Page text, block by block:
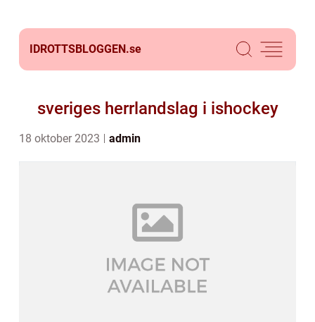
IDROTTSBLOGGEN.se
sveriges herrlandslag i ishockey
18 oktober 2023 admin